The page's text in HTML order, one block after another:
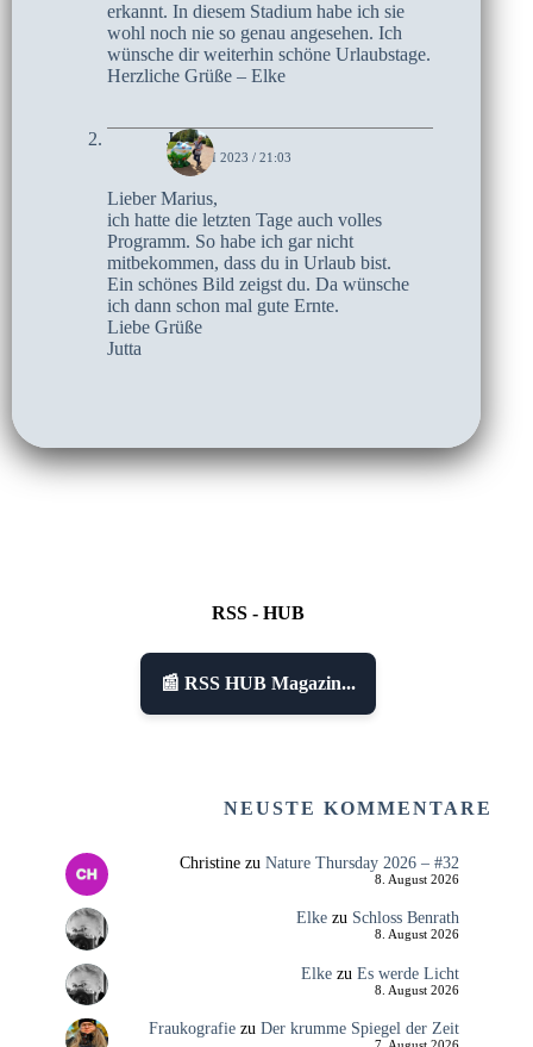
erkannt. In diesem Stadium habe ich sie
wohl noch nie so genau angesehen. Ich
wünsche dir weiterhin schöne Urlaubstage.
Herzliche Grüße – Elke
Jutta
15. JUNI 2023 / 21:03
Lieber Marius,
ich hatte die letzten Tage auch volles
Programm. So habe ich gar nicht
mitbekommen, dass du in Urlaub bist.
Ein schönes Bild zeigst du. Da wünsche
ich dann schon mal gute Ernte.
Liebe Grüße
Jutta
RSS - HUB
📰 RSS HUB Magazin...
NEUSTE KOMMENTARE
Christinezu Nature Thursday 2026 – #32
8. August 2026
Elkezu Schloss Benrath
8. August 2026
Elkezu Es werde Licht
8. August 2026
Fraukografiezu Der krumme Spiegel der Zeit